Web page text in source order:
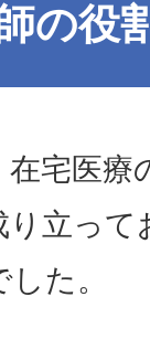
の役
在宅医療
り立って
た。